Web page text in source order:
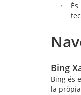
Bing
Bing és
la